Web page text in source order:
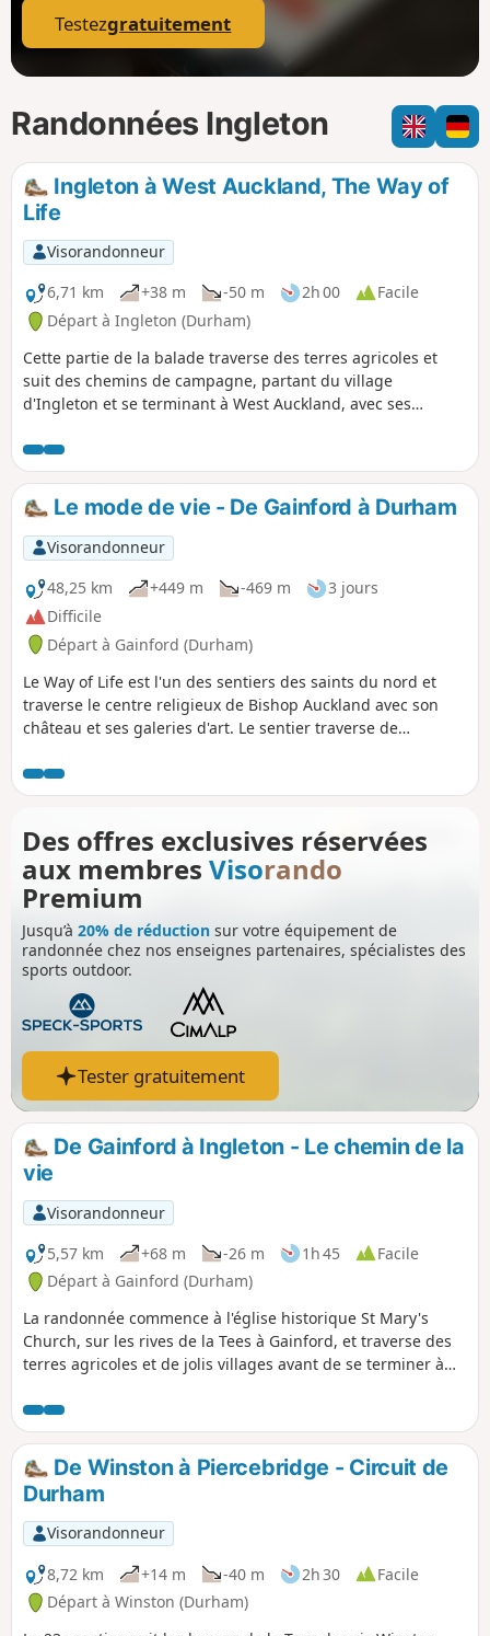
Testezgratuitement
Randonnées Ingleton
Ingleton à West Auckland, The Way of
Life
Visorandonneur
6,71 km
+38 m -50 m 2h 00
Facile
Départ à Ingleton (Durham)
Cette partie de la balade traverse des terres agricoles et
suit des chemins de campagne, partant du village
d'Ingleton et se terminant à West Auckland, avec ses
Le mode de vie - De Gainford à Durham
Visorandonneur
48,25 km
+449 m -469 m
3 jours
Difficile
Départ à Gainford (Durham)
Le Way of Life est l'un des sentiers des saints du nord et
traverse le centre religieux de Bishop Auckland avec son
château et ses galeries d'art. Le sentier traverse de
Tees à celles de la Wear. Les vestiges du passé religieux et
industriel du comté de Durham sont visibles tout au long de
voie ferrée, le Durham médiéval, l'église saxonne d'Escomb
et le fort romain de Binchester.
Des offres exclusives réservées
aux membres Visorando
Premium
Jusqu’à 20% de réduction sur votre équipement de
randonnée chez nos enseignes partenaires, spécialistes des
sports outdoor.
Tester gratuitement
De Gainford à Ingleton - Le chemin de la
vie
Visorandonneur
5,57 km
+68 m -26 m 1h 45
Facile
Départ à Gainford (Durham)
La randonnée commence à l'église historique St Mary's
Church, sur les rives de la Tees à Gainford, et traverse des
terres agricoles et de jolis villages avant de se terminer à
De Winston à Piercebridge - Circuit de
Durham
Visorandonneur
8,72 km
+14 m -40 m 2h 30
Facile
Départ à Winston (Durham)